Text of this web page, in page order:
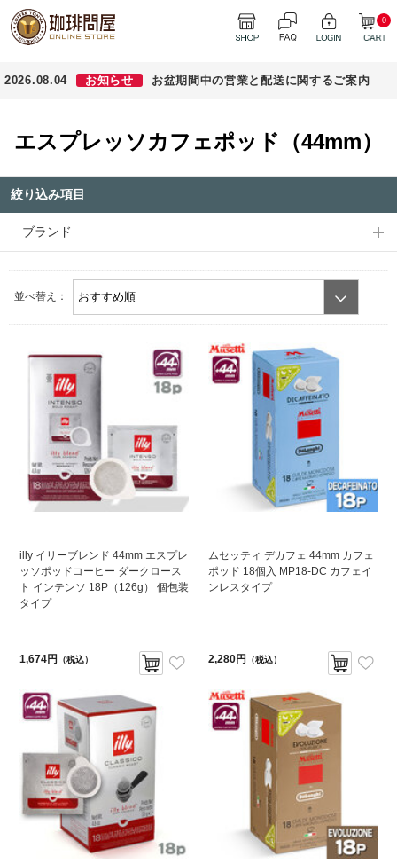
0
2026.08.04 お知らせ お盆期間中の営業と配送に関するご案内
エスプレッソカフェポッド（44mm）
絞り込み項目
ブランド
並べ替え：
illy イリーブレンド 44mm エスプレ
ッソポッドコーヒー ダークロース
ト インテンソ 18P（126g） 個包装
タイプ
1,674円 （税込）
ムセッティ デカフェ 44mm カフェ
ポッド 18個入 MP18-DC カフェイ
ンレスタイプ
2,280円 （税込）